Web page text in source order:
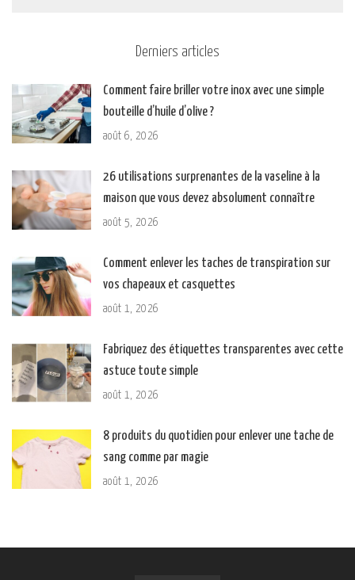
Derniers articles
Comment faire briller votre inox avec une simple
bouteille d’huile d’olive ?
août 6, 2026
26 utilisations surprenantes de la vaseline à la
maison que vous devez absolument connaître
août 5, 2026
Comment enlever les taches de transpiration sur
vos chapeaux et casquettes
août 1, 2026
Fabriquez des étiquettes transparentes avec cette
astuce toute simple
août 1, 2026
8 produits du quotidien pour enlever une tache de
sang comme par magie
août 1, 2026